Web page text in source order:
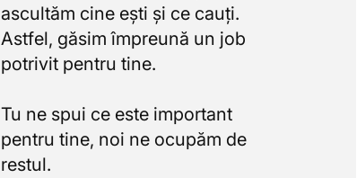
ascultăm cine ești și ce cauți.
Astfel, găsim împreună un job
potrivit pentru tine.
Tu ne spui ce este important
pentru tine, noi ne ocupăm de